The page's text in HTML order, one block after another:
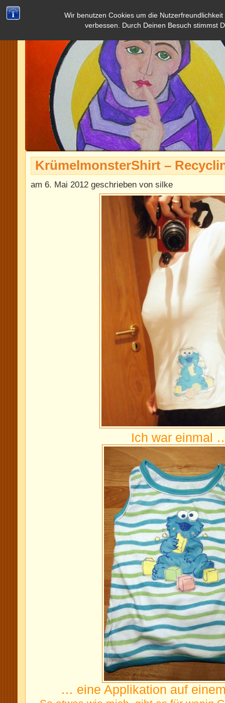
Wir benutzen Cookies um die
verbessen. Durch Deinen Besuch stimmst
KrümelmonsterShirt –
am 6. Mai 2012 geschrieben von silke
Ich war einmal
… eine Applikation auf